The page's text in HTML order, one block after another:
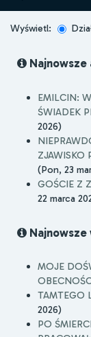
Wyświetl:
Najnowsze
EMILCIN:
ŚWIADEK
2026)
ZJAWISKO
(Pon, 23
GOŚCIE Z
22 marca
Najnowsze
MOJE
TAMTEGO
2026)
PO